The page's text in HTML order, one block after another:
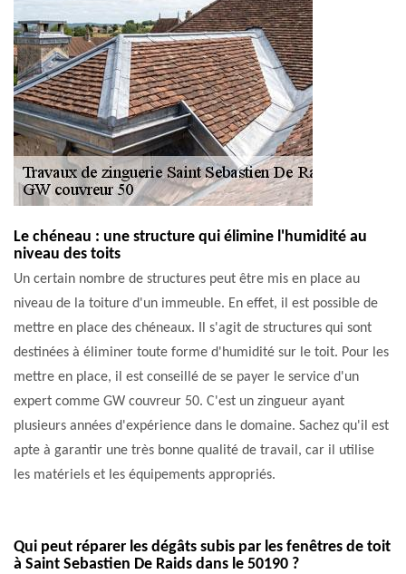
Le chéneau : une structure qui élimine l'humidité au
niveau des toits
Un certain nombre de structures peut être mis en place au
niveau de la toiture d'un immeuble. En effet, il est possible de
mettre en place des chéneaux. Il s'agit de structures qui sont
destinées à éliminer toute forme d'humidité sur le toit. Pour les
mettre en place, il est conseillé de se payer le service d'un
expert comme GW couvreur 50. C'est un zingueur ayant
plusieurs années d'expérience dans le domaine. Sachez qu'il est
apte à garantir une très bonne qualité de travail, car il utilise
les matériels et les équipements appropriés.
Qui peut réparer les dégâts subis par les fenêtres de toit
à Saint Sebastien De Raids dans le 50190 ?